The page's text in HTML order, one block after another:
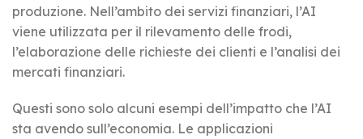
produzione. Nell’ambito dei servizi finanziari, l’AI
viene utilizzata per il rilevamento delle frodi,
l’elaborazione delle richieste dei clienti e l’analisi dei
mercati finanziari.
Questi sono solo alcuni esempi dell’impatto che l’AI
sta avendo sull’economia. Le applicazioni